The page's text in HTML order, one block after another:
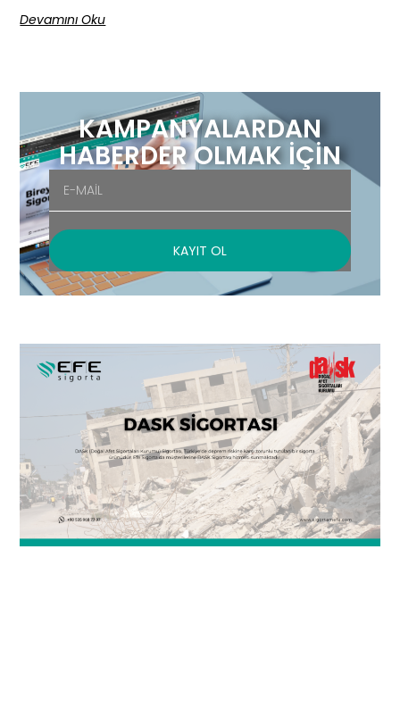
Devamını Oku
KAMPANYALARDAN
HABERDER OLMAK İÇİN
KAYIT OL